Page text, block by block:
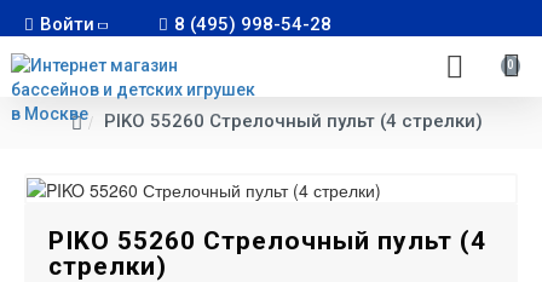
Войти 8 (495) 998-54-28
0
PIKO 55260 Стрелочный пульт (4 стрелки)
PIKO 55260 Стрелочный пульт (4
стрелки)